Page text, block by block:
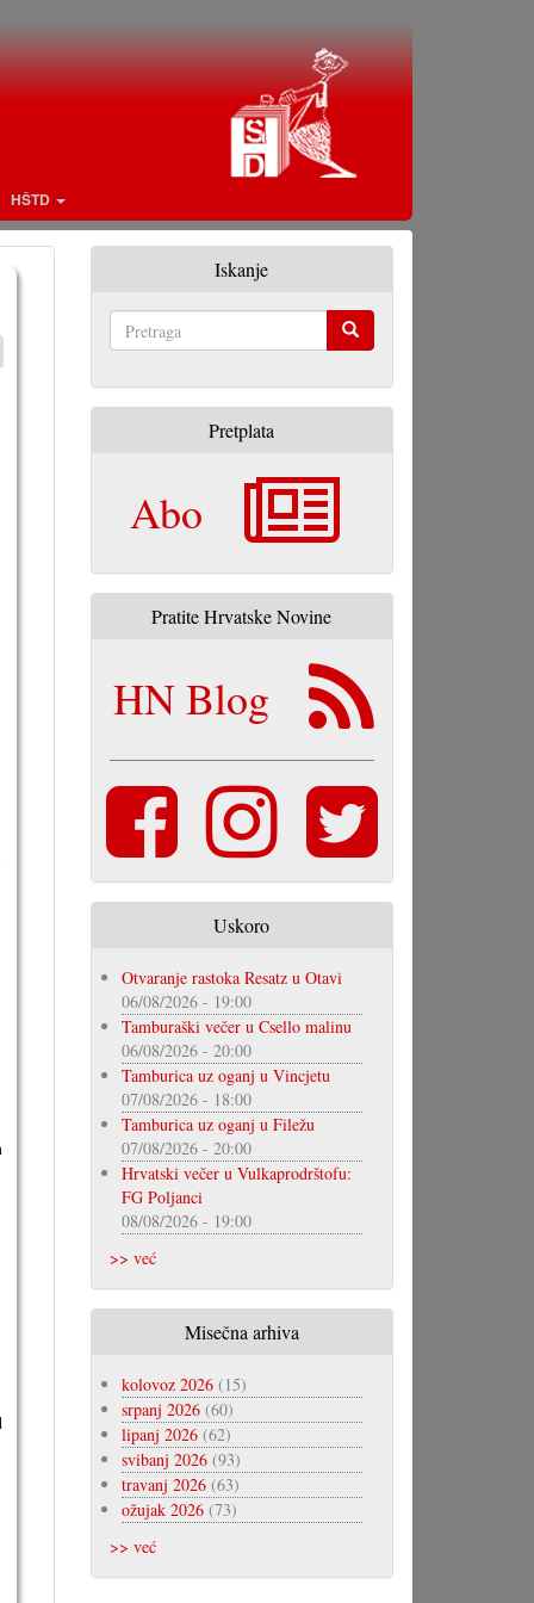
HŠTD
Iskanje
Pretplata
Abo
Pratite Hrvatske Novine
HN Blog
Uskoro
Otvaranje rastoka Resatz u Otavi
06/08/2026 - 19:00
Tamburaški večer u Csello malinu
06/08/2026 - 20:00
Tamburica uz oganj u Vincjetu
07/08/2026 - 18:00
Tamburica uz oganj u Filežu
07/08/2026 - 20:00
Hrvatski večer u Vulkaprodrštofu:
FG Poljanci
08/08/2026 - 19:00
>> već
Misečna arhiva
kolovoz 2026(15)
srpanj 2026(60)
lipanj 2026(62)
svibanj 2026(93)
travanj 2026(63)
ožujak 2026(73)
>> već